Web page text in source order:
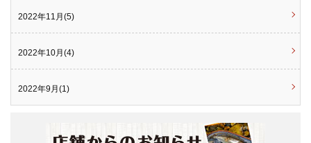
2022年11月(5)
2022年10月(4)
2022年9月(1)